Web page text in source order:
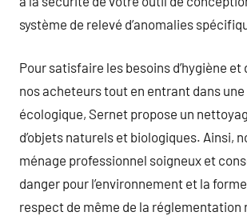
système de relevé d’anomalies
Pour satisfaire les besoins d’hygiène et
nos acheteurs tout en entrant dans
écologique, Sernet propose un
d’objets naturels et biologiques. Ainsi,
ménage professionnel soigneux et
danger pour l’environnement et la
respect de même de la réglementation